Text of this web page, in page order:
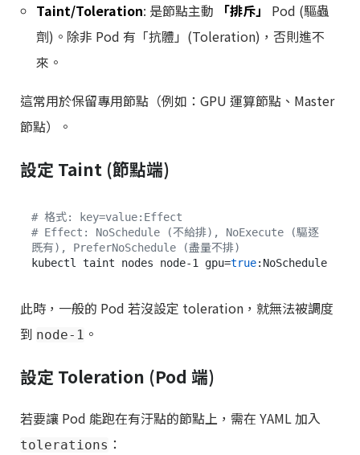
Taint/Toleration: 是節點主動 「排斥」
Pod (驅蟲
劑)。除非 Pod 有「抗體」(Toleration)，否則進不
來。
這常用於保留專用節點（例如：GPU 運算節點、Master
節點）。
設定 Taint (節點端)
# 格式: key=value:Effect
# Effect: NoSchedule (不給排), NoExecute (驅逐
既有), PreferNoSchedule (盡量不排)
kubectl taint nodes node-1 gpu=true
此時，一般的 Pod 若沒設定 toleration，就無法被調度
到 node-1 。
設定 Toleration (Pod 端)
若要讓 Pod 能跑在有汙點的節點上，需在 YAML 加入
tolerations ：